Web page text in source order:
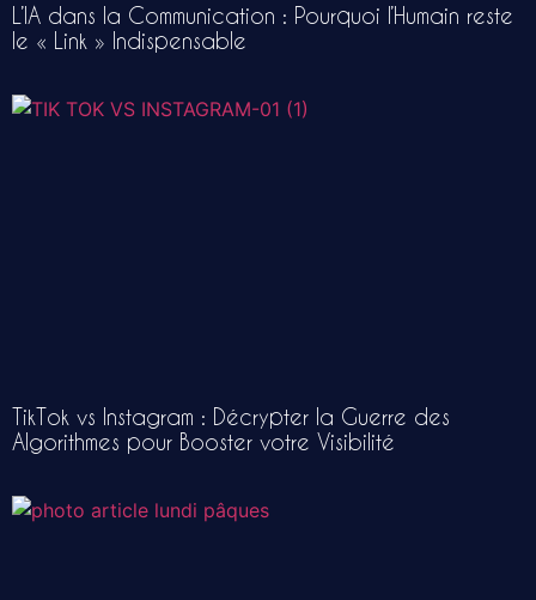
L’IA dans la Communication : Pourquoi l’Humain reste
le « Link » Indispensable
TikTok vs Instagram : Décrypter la Guerre des
Algorithmes pour Booster votre Visibilité